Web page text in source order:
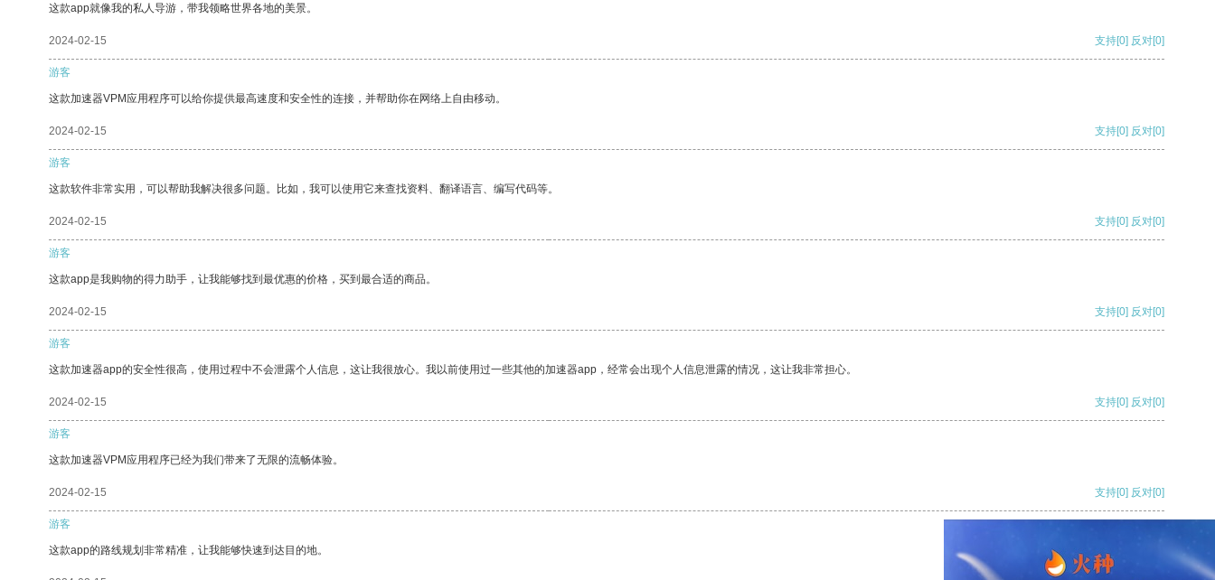
这款app就像我的私人导游，带我领略世界各地的美景。
2024-02-15 支持[0] 反对[0]
游客
这款加速器VPM应用程序可以给你提供最高速度和安全性的连接，并帮助你在网络上自由移动。
2024-02-15 支持[0] 反对[0]
游客
这款软件非常实用，可以帮助我解决很多问题。比如，我可以使用它来查找资料、翻译语言、编写代码等。
2024-02-15 支持[0] 反对[0]
游客
这款app是我购物的得力助手，让我能够找到最优惠的价格，买到最合适的商品。
2024-02-15 支持[0] 反对[0]
游客
这款加速器app的安全性很高，使用过程中不会泄露个人信息，这让我很放心。我以前使用过一些其他的加速器app，经常会出现个人信息泄露的情况，这让我非常担心。
2024-02-15 支持[0] 反对[0]
游客
这款加速器VPM应用程序已经为我们带来了无限的流畅体验。
2024-02-15 支持[0] 反对[0]
游客
这款app的路线规划非常精准，让我能够快速到达目的地。